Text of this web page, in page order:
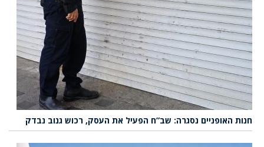
חנות האופניים נסגרה: שב”ח הפעיל את העסק, רכוש גנוב נבדק